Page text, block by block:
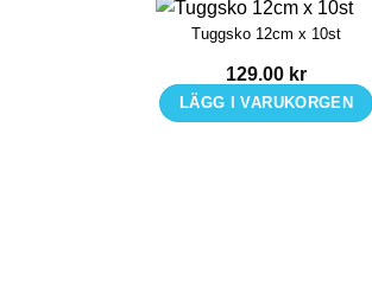
Tuggsko 12cm x 10st
129.00 kr
LÄGG I VARUKORGEN